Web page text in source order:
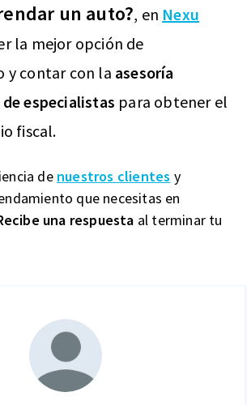
un auto?, en Nexu
la mejor opción de
y contar con la asesoría
especialistas para obtener el
fiscal.
de nuestros clientes y
que necesitas en
una respuesta al terminar tu